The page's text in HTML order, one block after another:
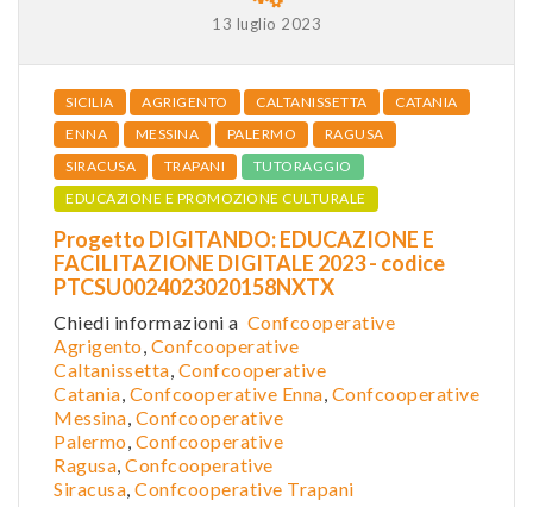
13 luglio 2023
SICILIA AGRIGENTO CALTANISSETTA
CATANIA
ENNA
MESSINA PALERMO
RAGUSA
SIRACUSA
TRAPANI
TUTORAGGIO
EDUCAZIONE E PROMOZIONE CULTURALE
Progetto DIGITANDO: EDUCAZIONE E
FACILITAZIONE DIGITALE 2023 - codice
PTCSU0024023020158NXTX
Chiedi informazioni a Confcooperative
Agrigento, Confcooperative
Caltanissetta, Confcooperative
Catania, Confcooperative Enna, Confcooperative
Messina, Confcooperative
Palermo, Confcooperative
Ragusa, Confcooperative
Siracusa, Confcooperative Trapani